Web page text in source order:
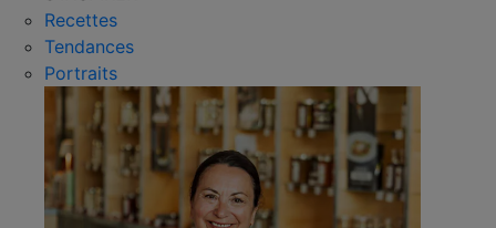
Recettes
Tendances
Portraits